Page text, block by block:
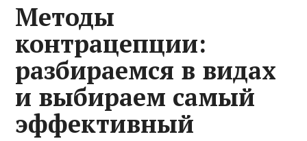
Методы
контрацепции:
разбираемся в видах
и выбираем самый
эффективный